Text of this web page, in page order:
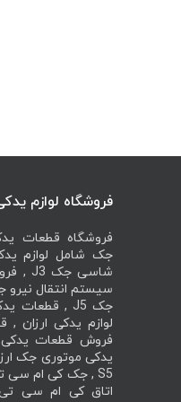
فروشگاه لوازم
فروشگاه قطعات
یدکی موتوری جک